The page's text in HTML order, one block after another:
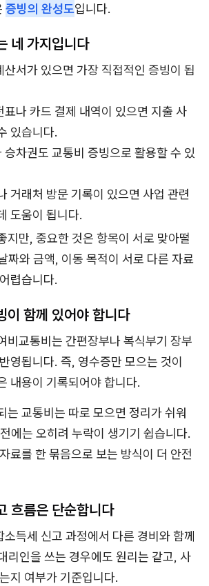
증빙의 완성도입니다.
네 가지입니다
서가 있으면 가장 직접적인 증빙이 됩
표나 카드 결제 내역이 있으면 지출 사
있습니다.
차권도 교통비 증빙으로 활용할 수 있
거래처 방문 기록이 있으면 사업 관련
도움이 됩니다.
지만, 중요한 것은 항목이 서로 맞아떨
짜와 금액, 이동 목적이 서로 다른 자료
렵습니다.
이 함께 있어야 합니다
비교통비는 간편장부나 복식부기 장부
영됩니다. 즉, 영수증만 모으는 것이
내용이 기록되어야 합니다.
는 교통비는 따로 모으면 정리가 쉬워
에는 오히려 누락이 생기기 쉽습니다.
료를 한 묶음으로 보는 방식이 더 안전
흐름은 단순합니다
득세 신고 과정에서 다른 경비와 함께
리인을 쓰는 경우에도 원리는 같고, 사
지 여부가 기준입니다.